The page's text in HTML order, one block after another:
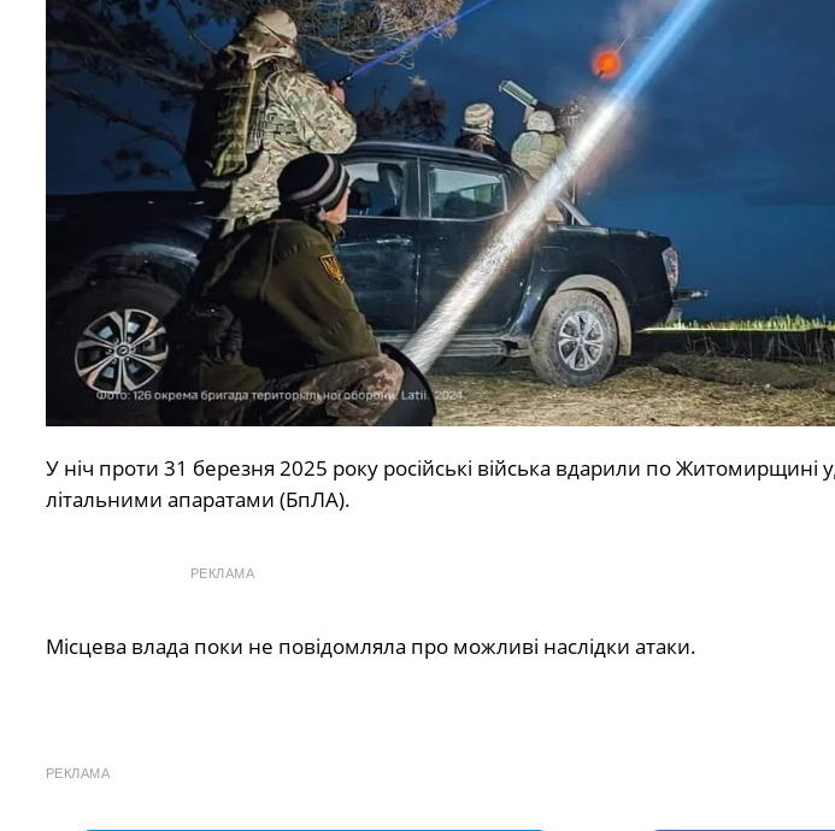
У ніч проти 31 березня 2025 року російські війська вдарили по
літальними апаратами (БпЛА).
РЕКЛАМА
Місцева влада поки не повідомляла про можливі наслідки атаки.
РЕКЛАМА